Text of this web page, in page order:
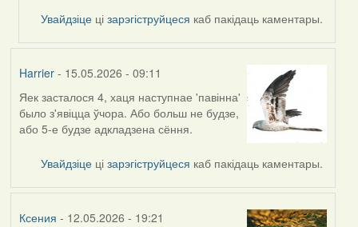
Увайдзіце цізарэгіструйцеся каб пакідаць каментары.
Harrier- 15.05.2026 - 09:11
Яек засталося 4, хаця наступнае 'павінна'
было з'явіцца ўчора. Або больш не будзе,
або 5-е будзе адкладзена сёння.
Увайдзіце цізарэгіструйцеся каб пакідаць каментары.
Ксения - 12.05.2026 - 19:21